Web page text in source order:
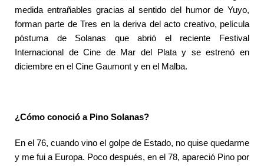
medida entrañables gracias al sentido del humor de Yuyo,
forman parte de Tres en la deriva del acto creativo, película
póstuma de Solanas que abrió el reciente Festival
Internacional de Cine de Mar del Plata y se estrenó en
diciembre en el Cine Gaumont y en el Malba.
¿Cómo conoció a Pino Solanas?
En el 76, cuando vino el golpe de Estado, no quise quedarme
y me fui a Europa. Poco después, en el 78, apareció Pino por